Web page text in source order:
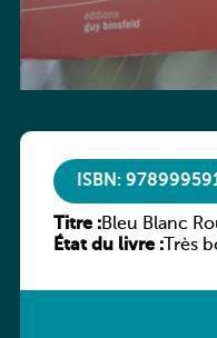
ISBN:
Titre :Bleu Blanc
État du livre :Très